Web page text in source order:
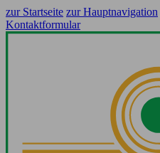
zur Startseite zur Hauptnavigation
Kontaktformular